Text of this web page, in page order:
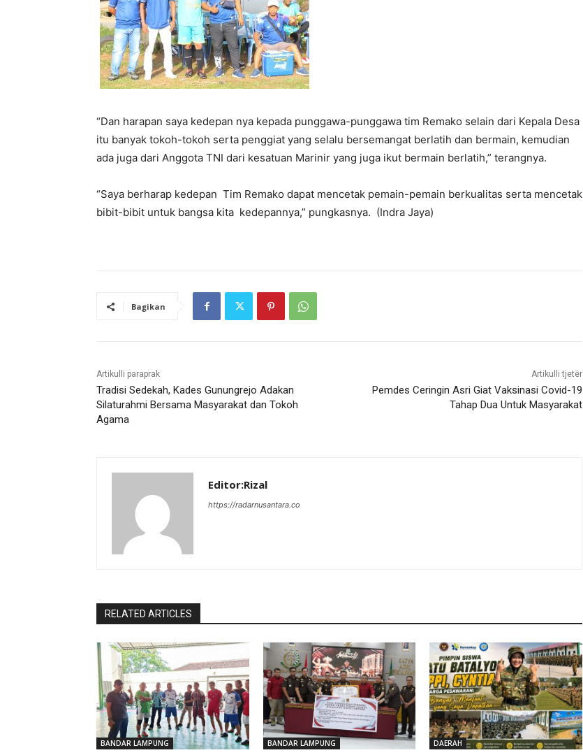
“Dan harapan saya kedepan nya kepada punggawa-punggawa tim Remako selain dari Kepala Desa
itu banyak tokoh-tokoh serta penggiat yang selalu bersemangat berlatih dan bermain, kemudian
ada juga dari Anggota TNI dari kesatuan Marinir yang juga ikut bermain berlatih,” terangnya.
“Saya berharap kedepan Tim Remako dapat mencetak pemain-pemain berkualitas serta mencetak
bibit-bibit untuk bangsa kita kedepannya,” pungkasnya. (Indra Jaya)
Bagikan
Artikulli paraprak
Tradisi Sedekah, Kades Gunungrejo Adakan
Silaturahmi Bersama Masyarakat dan Tokoh
Agama
Artikulli tjetër
Pemdes Ceringin Asri Giat Vaksinasi Covid-19
Tahap Dua Untuk Masyarakat
Editor:Rizal
https://radarnusantara.co
RELATED ARTICLES
BANDAR LAMPUNG BANDAR LAMPUNG DAERAH